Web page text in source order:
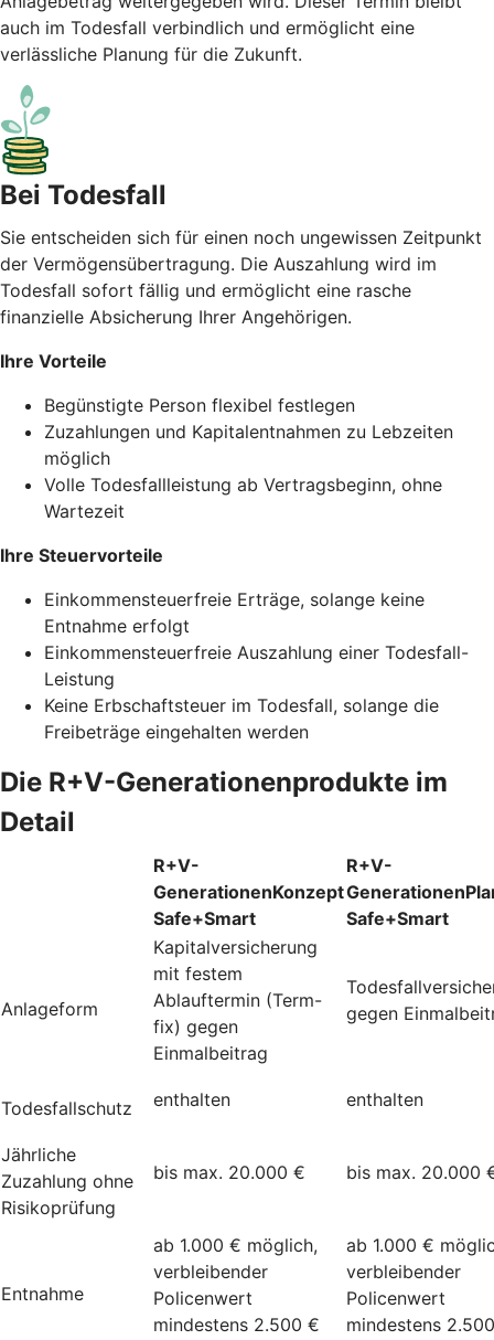
auch im Todesfall verbindlich und ermöglicht eine
verlässliche Planung für die Zukunft.
Bei Todesfall
Sie entscheiden sich für einen noch ungewissen Zeitpunkt
der Vermögensübertragung. Die Auszahlung wird im
Todesfall sofort fällig und ermöglicht eine rasche
finanzielle Absicherung Ihrer Angehörigen.
Ihre Vorteile
Begünstigte Person flexibel festlegen
Zuzahlungen und Kapitalentnahmen zu Lebzeiten
möglich
Volle Todesfallleistung ab Vertragsbeginn, ohne
Wartezeit
Ihre Steuervorteile
Einkommensteuerfreie Erträge, solange keine
Entnahme erfolgt
Einkommensteuerfreie Auszahlung einer Todesfall-
Leistung
Keine Erbschaftsteuer im Todesfall, solange die
Freibeträge eingehalten werden
Die R+V-Generationenprodukte im
Detail
R+V-
GenerationenKonzept
Safe+Smart
R+V-
Safe+Smart
Anlageform
Kapitalversicherung
mit festem
Ablauftermin (Term-
fix) gegen
Einmalbeitrag
gegen
Todesfallschutz enthalten enthalten
Jährliche
Zuzahlung ohne
Risikoprüfung
bis max. 20.000 € bis max. 20.000
Entnahme
ab 1.000 € möglich,
verbleibender
Policenwert
mindestens 2.500 €
ab 1.000 €
verbleibender
Policenwert
mindestens